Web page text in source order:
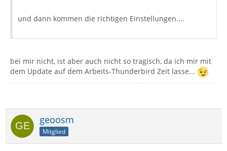
und dann kommen die richtigen Einstellungen....
bei mir nicht, ist aber auch nicht so tragisch, da ich mir mit
dem Update auf dem Arbeits-Thunderbird Zeit lasse...
geoosm
Mitglied